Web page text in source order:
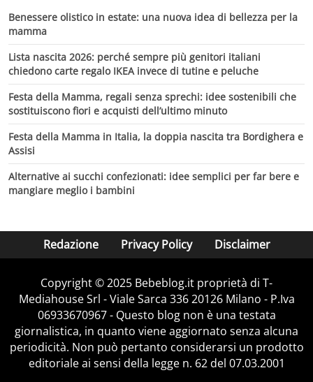
Benessere olistico in estate: una nuova idea di bellezza per la
mamma
Lista nascita 2026: perché sempre più genitori italiani
chiedono carte regalo IKEA invece di tutine e peluche
Festa della Mamma, regali senza sprechi: idee sostenibili che
sostituiscono fiori e acquisti dell’ultimo minuto
Festa della Mamma in Italia, la doppia nascita tra Bordighera e
Assisi
Alternative ai succhi confezionati: idee semplici per far bere e
mangiare meglio i bambini
Redazione Privacy Policy Disclaimer
Copyright © 2025 Bebeblog.it proprietà di T-
Mediahouse Srl - Viale Sarca 336 20126 Milano - P.Iva
06933670967 - Questo blog non è una testata
giornalistica, in quanto viene aggiornato senza alcuna
periodicità. Non può pertanto considerarsi un prodotto
editoriale ai sensi della legge n. 62 del 07.03.2001